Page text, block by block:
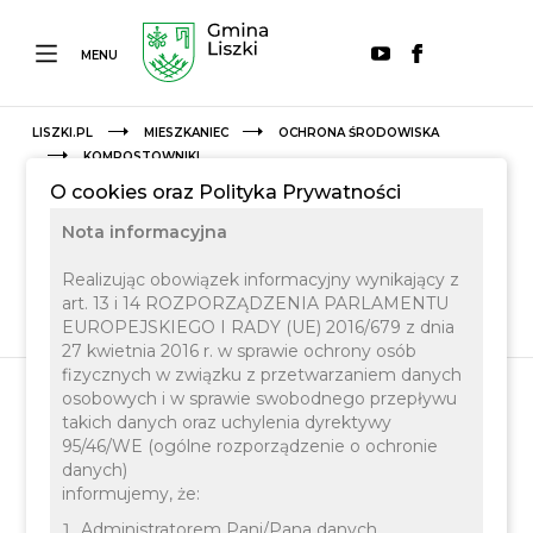
MENU
LISZKI.PL MIESZKANIEC
OCHRONA ŚRODOWISKA
KOMPOSTOWNIKI
Kompostowniki
Zachęcamy mieszkańców gminy Liszki do
O cookies oraz Polityka Prywatności
Nota informacyjna
Realizując obowiązek informacyjny wynikający z
art. 13 i 14 ROZPORZĄDZENIA PARLAMENTU
EUROPEJSKIEGO I RADY (UE) 2016/679 z dnia
27 kwietnia 2016 r. w sprawie ochrony osób
fizycznych w związku z przetwarzaniem danych
osobowych i w sprawie swobodnego przepływu
takich danych oraz uchylenia dyrektywy
95/46/WE (ogólne rozporządzenie o ochronie
danych)
informujemy, że: